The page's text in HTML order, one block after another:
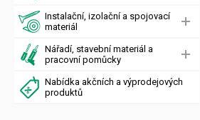
Instalační, izolační a spojovací
materiál
Nářadí, stavební materiál a
pracovní pomůcky
Nabídka akčních a výprodejových
produktů